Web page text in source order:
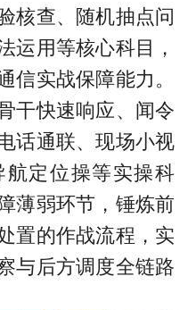
核查、随机抽点问
运用等核心科目，
信实战保障能力。
干快速响应、闻令
话通联、现场小视
定位操等实操科
薄弱环节，锤炼前
置的作战流程，实
与后方调度全链路